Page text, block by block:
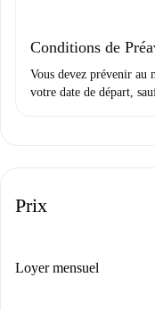
Conditions de
Vous devez prévenir au
votre date de départ,
Prix
Loyer mensuel